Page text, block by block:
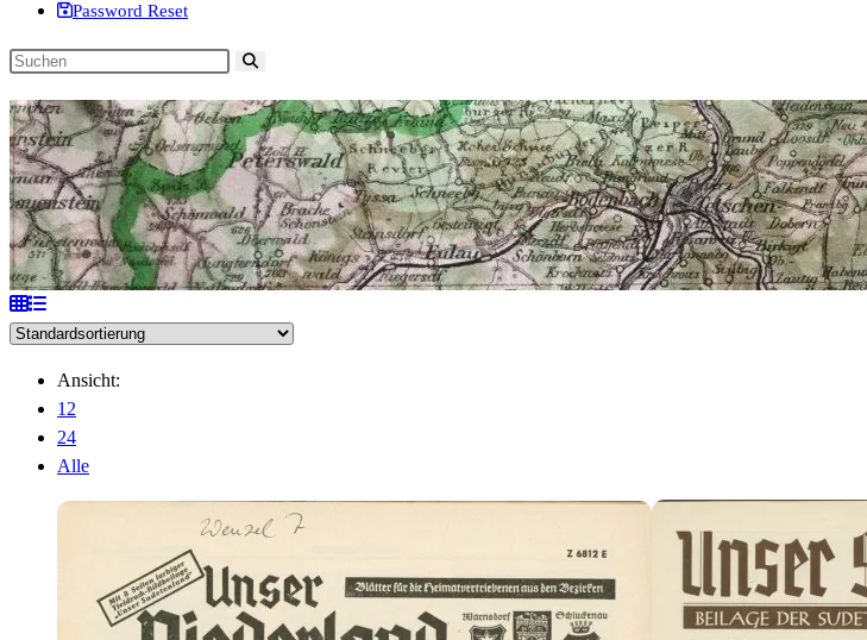
Password Reset
Diese
durchsuchen
Ansicht:
12
24
Alle